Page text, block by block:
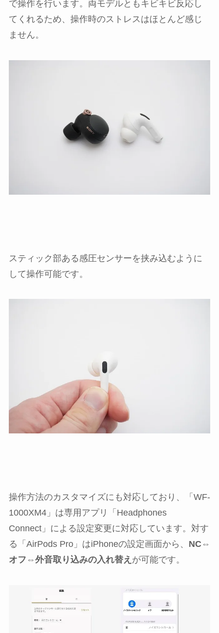
で操作を行います。両モデルともキビキビ反応し
てくれるため、操作時のストレスはほとんど感じ
ません。
スティック部ある感圧センサーを挟み込むように
して操作可能です。
操作方法のカスタマイズにも対応しており、「WF-
1000XM4」は専用アプリ「Headphones
Connect」による設定変更に対応しています。対す
る「AirPods Pro」はiPhoneの設定画面から、 NC⇔
オフ⇔外音取り込みの入れ替え が可能です。